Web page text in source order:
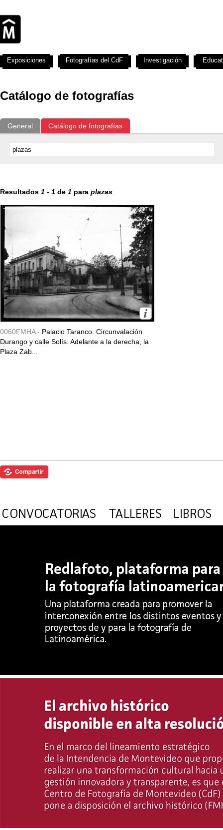
Catálogo de fotografías
General Catálogo de fotografías
Resultados 1 - 1 de 1 para plazas
0060FMHA - Palacio Taranco. Circunvalación
Durango y calle Solís. Adelante a la derecha, la
Plaza Zab...
Exposiciones Fotografías del CdF Investigación